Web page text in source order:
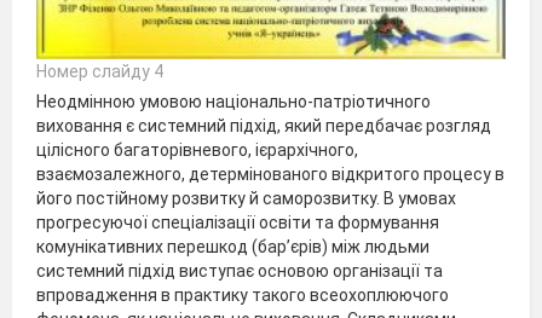
Номер слайду 4
Неодмінною умовою національно-патріотичного
виховання є системний підхід, який передбачає розгляд
цілісного багаторівневого, ієрархічного,
взаємозалежного, детермінованого відкритого процесу в
його постійному розвитку й саморозвитку. В умовах
прогресуючої спеціалізації освіти та формування
комунікативних перешкод (бар’єрів) між людьми
системний підхід виступає основою організації та
впровадження в практику такого всеохоплюючого